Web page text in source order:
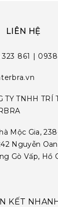
LIÊN HỆ
861 |
TY TNHH TRÍ
Mộc Gia,
Nguyễn
Gò Vấp, Hồ
KẾT